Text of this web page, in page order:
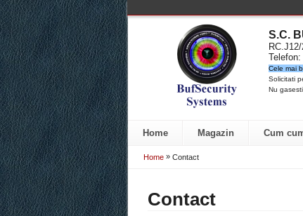
S.C.
Cele mai
Solicitati
Nu
Home Magazin Cum
Home » Contact
Contact